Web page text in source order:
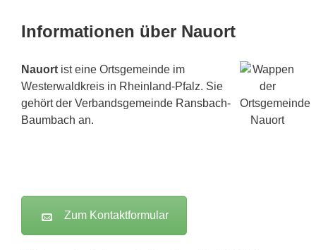
Informationen über Nauort
Nauort ist eine Ortsgemeinde im
Westerwaldkreis in Rheinland-Pfalz. Sie
gehört der Verbandsgemeinde Ransbach-
Baumbach an.
Zum Kontaktformular